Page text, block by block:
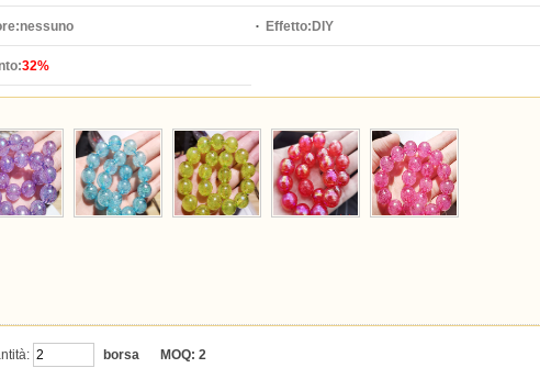
nessuno Effetto: DIY
32%
borsa MOQ: 2